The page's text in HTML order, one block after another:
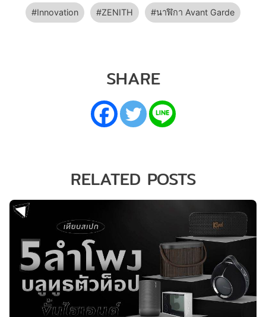
Innovation ZENITH นาฬิกา Avant Garde
SHARE
RELATED POSTS